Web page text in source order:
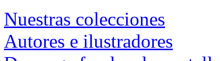
Nuestras colecciones
Autores e ilustradores